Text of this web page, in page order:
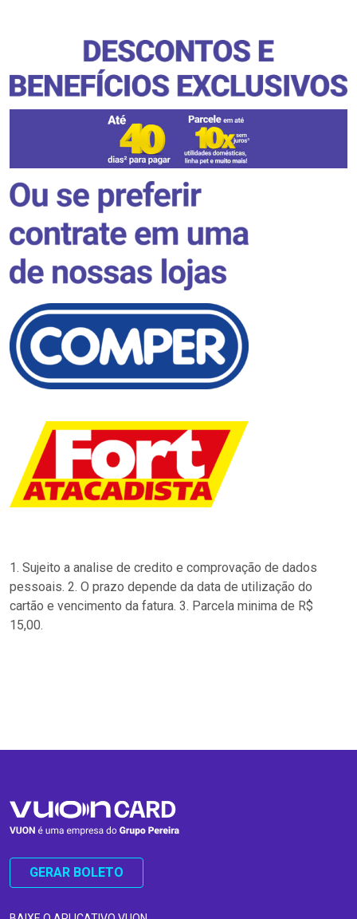
1. Sujeito a analise de credito e comprovação de dados
pessoais. 2. O prazo depende da data de utilização do
cartão e vencimento da fatura. 3. Parcela minima de R$
15,00.
GERAR BOLETO